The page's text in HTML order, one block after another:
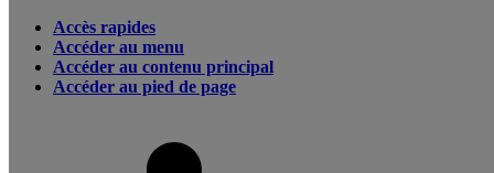
Accès rapides
Accéder au menu
Accéder au contenu principal
Accéder au pied de page